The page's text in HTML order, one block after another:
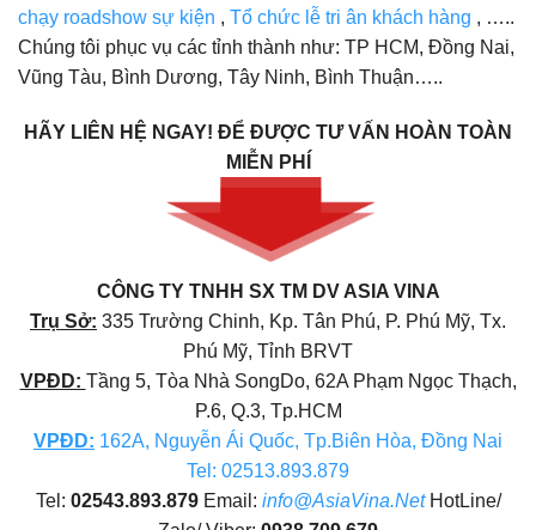
chạy roadshow sự kiện , Tổ chức lễ tri ân khách hàng , …..
Chúng tôi phục vụ các tỉnh thành như: TP HCM, Đồng Nai,
Vũng Tàu, Bình Dương, Tây Ninh, Bình Thuận…..
HÃY LIÊN HỆ NGAY! ĐỂ ĐƯỢC TƯ VẤN HOÀN TOÀN
MIỄN PHÍ
CÔNG TY TNHH SX TM DV ASIA VINA
Trụ Sở: 335 Trường Chinh, Kp. Tân Phú, P. Phú Mỹ, Tx.
Phú Mỹ, Tỉnh BRVT
VPĐD: Tầng 5, Tòa Nhà SongDo, 62A Phạm Ngọc Thạch,
P.6, Q.3, Tp.HCM
VPĐD: 162A, Nguyễn Ái Quốc, Tp.Biên Hòa, Đồng Nai
Tel: 02513.893.879
Tel: 02543.893.879Email: info@AsiaVina.NetHotLine/